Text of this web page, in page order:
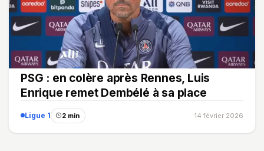
PSG : en colère après Rennes, Luis
Enrique remet Dembélé à sa place
Ligue 1 2 min 14 février 2026